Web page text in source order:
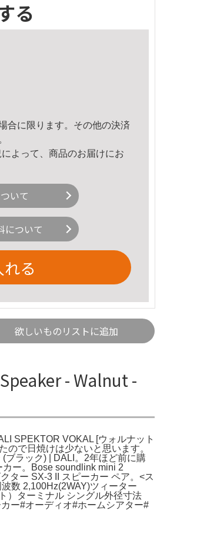
る
合に限ります。その他の決済
よって、商品のお届けにお
いて
について
る
欲しいものリストに追加
- Walnut -
SPEKTOR VOKAL [ウォルナット
で日焼けは少ないと思います。
ブラック) | DALI。2年ほど前に購
ー。Bose soundlink mini 2
ター SX-3 II スピーカー ペア。<ス
数 2,100Hz(2WAY)ツィーター
）ターミナル シングル外径寸法
ー#オーディオ#ホームシアター#